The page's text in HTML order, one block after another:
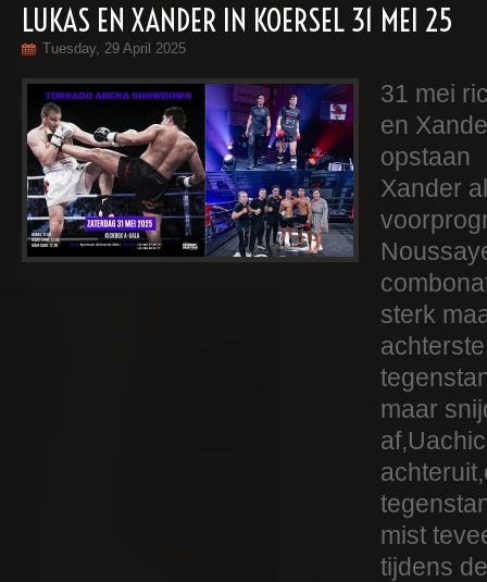
LUKAS EN XANDER IN KOERSEL 31 MEI 25
Tuesday, 29 April 2025
31 mei
en
opstaan
Xander
sterk
maar
mist
tijdens